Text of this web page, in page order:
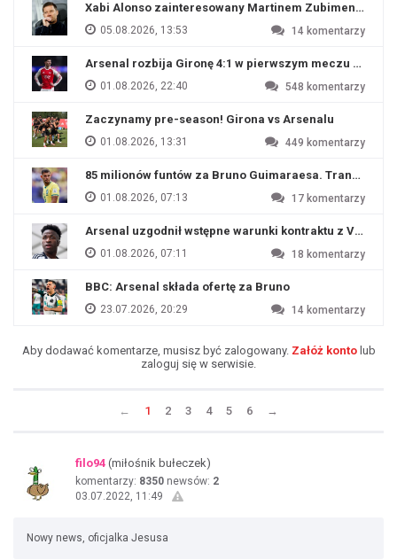
Xabi Alonso zainteresowany Martinem Zubimendim
05.08.2026, 13:53 14 komentarzy
Arsenal rozbija Gironę 4:1 w pierwszym meczu
01.08.2026, 22:40 548 komentarzy
Zaczynamy pre-season! Girona vs Arsenalu
01.08.2026, 13:31 449 komentarzy
85 milionów funtów za Bruno Guimaraesa. Transfer
01.08.2026, 07:13 17 komentarzy
Arsenal uzgodnił wstępne warunki kontraktu z
01.08.2026, 07:11 18 komentarzy
BBC: Arsenal składa ofertę za Bruno
23.07.2026, 20:29 14 komentarzy
Aby dodawać komentarze, musisz być zalogowany. Załóż kontolub
zaloguj się w serwisie.
← 1 2 3 4 5 6 →
filo94 (miłośnik bułeczek)
komentarzy: 8350 newsów: 2
03.07.2022, 11:49
Nowy news, oficjalka Jesusa